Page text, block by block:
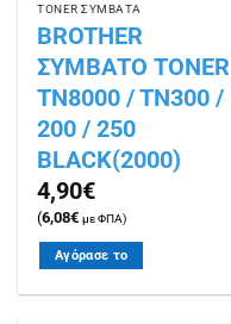
ΤΟΝΕR ΣΥΜΒΑΤΑ
BROTHER
ΣΥΜΒΑΤΟ TONER
TN8000 / TN300 /
200 / 250
BLACK(2000)
4,90€
(6,08€ με ΦΠΑ)
Αγόρασε το